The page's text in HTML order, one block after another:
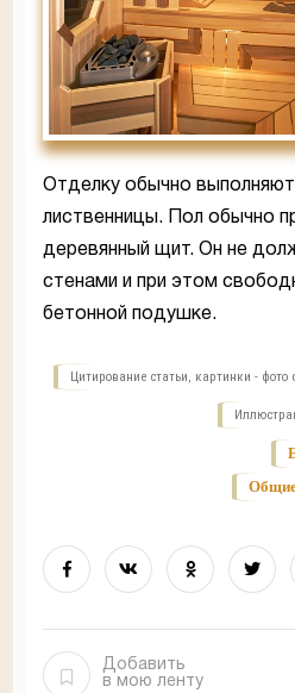
Отделку обычно выполняют
лиственницы. Пол обычно
деревянный щит. Он не
стенами и при этом
бетонной подушке.
Цитирование статьи, картинки - фото
Добавить
в мою ленту